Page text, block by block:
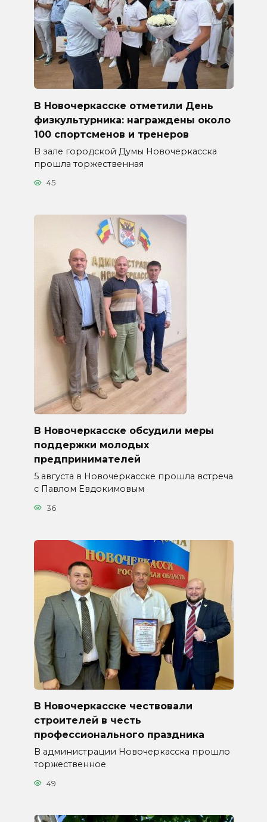
В Новочеркасске отметили День
физкультурника: награждены около
100 спортсменов и тренеров
В зале городской Думы Новочеркасска
прошла торжественная
45
В Новочеркасске обсудили меры
поддержки молодых
предпринимателей
5 августа в Новочеркасске прошла встреча
с Павлом Евдокимовым
36
В Новочеркасске чествовали
строителей в честь
профессионального праздника
В администрации Новочеркасска прошло
торжественное
49